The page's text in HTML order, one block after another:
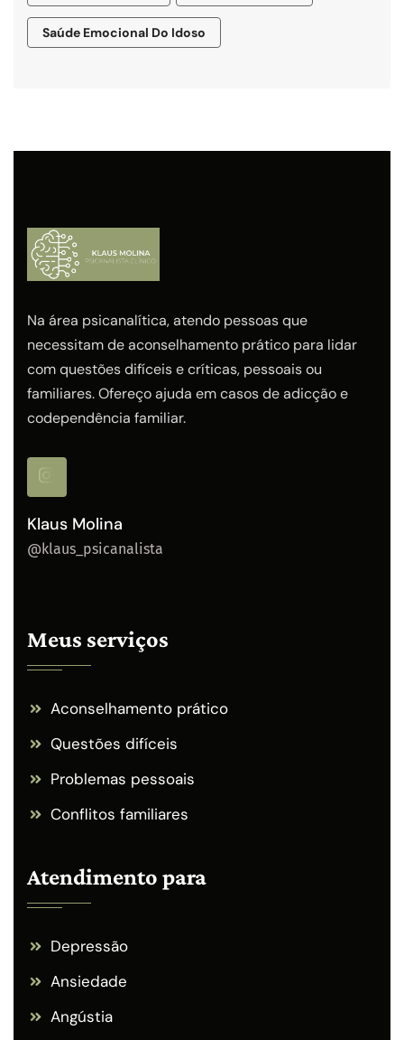
Saúde Emocional Do Idoso
Na área psicanalítica, atendo pessoas que
necessitam de aconselhamento prático para lidar
com questões difíceis e críticas, pessoais ou
familiares. Ofereço ajuda em casos de adicção e
codependência familiar.
Klaus Molina
@klaus_psicanalista
Meus serviços
Aconselhamento prático
Questões difíceis
Problemas pessoais
Conflitos familiares
Atendimento para
Depressão
Ansiedade
Angústia